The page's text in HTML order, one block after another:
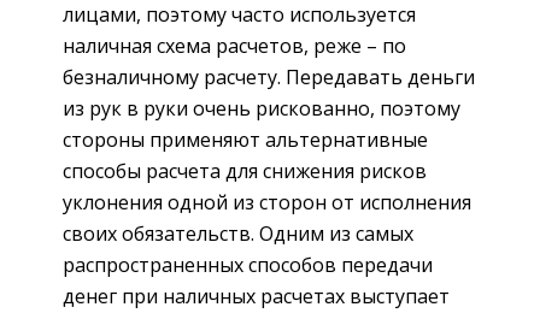
лицами, поэтому часто используется
наличная схема расчетов, реже – по
безналичному расчету. Передавать деньги
из рук в руки очень рискованно, поэтому
стороны применяют альтернативные
способы расчета для снижения рисков
уклонения одной из сторон от исполнения
своих обязательств. Одним из самых
распространенных способов передачи
денег при наличных расчетах выступает